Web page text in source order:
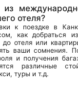
из
отеля?
к поездке в
как добраться
до отеля или
ваши сомнения.
и получения
различные
туры и т.д.